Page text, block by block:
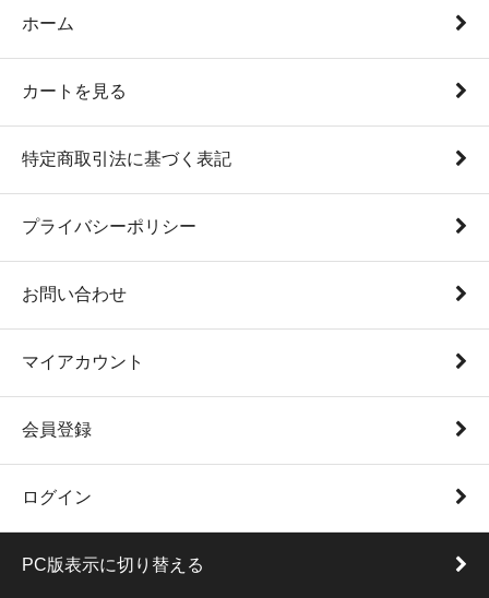
ホーム
カートを見る
特定商取引法に基づく表記
プライバシーポリシー
お問い合わせ
マイアカウント
会員登録
ログイン
PC版表示に切り替える